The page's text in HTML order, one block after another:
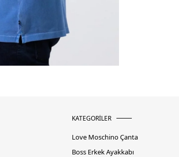
KATEGORİLER
Love Moschino Çanta
Boss Erkek Ayakkabı